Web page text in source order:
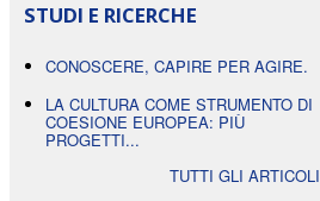
STUDI E RICERCHE
CONOSCERE, CAPIRE PER AGIRE.
LA CULTURA COME STRUMENTO DI
COESIONE EUROPEA: PIÙ
PROGETTI...
TUTTI GLI ARTICOLI